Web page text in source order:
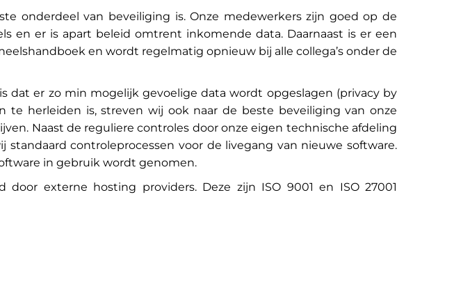
onderdeel van beveiliging is. Onze medewerkers zijn goed op de
en er is apart beleid omtrent inkomende data. Daarnaast is er een
en wordt regelmatig opnieuw bij alle collega’s onder de
dat er zo min mogelijk gevoelige data wordt opgeslagen (privacy by
herleiden is, streven wij ook naar de beste beveiliging van onze
Naast de reguliere controles door onze eigen technische afdeling
controleprocessen voor de livegang van nieuwe software.
in gebruik wordt genomen.
externe hosting providers. Deze zijn ISO 9001 en ISO 27001